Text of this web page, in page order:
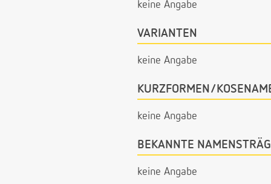
keine Angabe
VARIANTEN
keine Angabe
KURZFORMEN/
keine Angabe
BEKANNTE
keine Angabe